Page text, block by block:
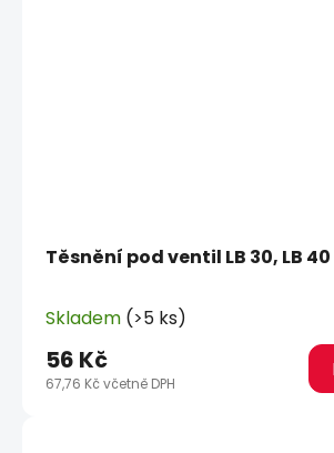
Těsnění pod ventil LB 30, LB 40
Skladem (>5 ks)
67,76 Kč včetně DPH
56 Kč